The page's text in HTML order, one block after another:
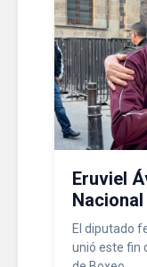
Eruviel
El diputado
unió este fin